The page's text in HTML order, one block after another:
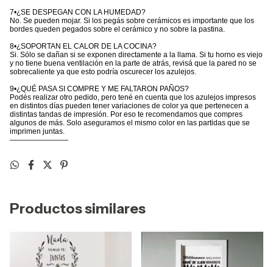
7•¿SE DESPEGAN CON LA HUMEDAD?
No. Se pueden mojar. Si los pegás sobre cerámicos es importante que los
bordes queden pegados sobre el cerámico y no sobre la pastina.
8•¿SOPORTAN EL CALOR DE LA COCINA?
Si. Sólo se dañan si se exponen directamente a la llama. Si tu horno es viejo
y no tiene buena ventilación en la parte de atrás, revisá que la pared no se
sobrecaliente ya que esto podría oscurecer los azulejos.
9•¿QUÉ PASA SI COMPRE Y ME FALTARON PAÑOS?
Podés realizar otro pedido, pero tené en cuenta que los azulejos impresos
en distintos días pueden tener variaciones de color ya que pertenecen a
distintas tandas de impresión. Por eso te recomendamos que compres
algunos de más. Solo aseguramos el mismo color en las partidas que se
imprimen juntas.
————————
Productos similares